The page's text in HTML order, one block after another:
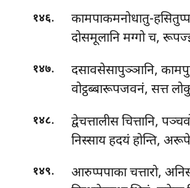
१४६.
कामपाकमनोधातु-
दोसमूलानि मग्गो च,
१४७.
दसावसेसापुञ्ञानि,
वोट्ठब्बारूपजवनं, सत्त
१४८.
द्वेचत्तालीस चित्तानि,
निस्साय हदयं होन्ति,
१४९.
आरुप्पपाका चत्तारो,